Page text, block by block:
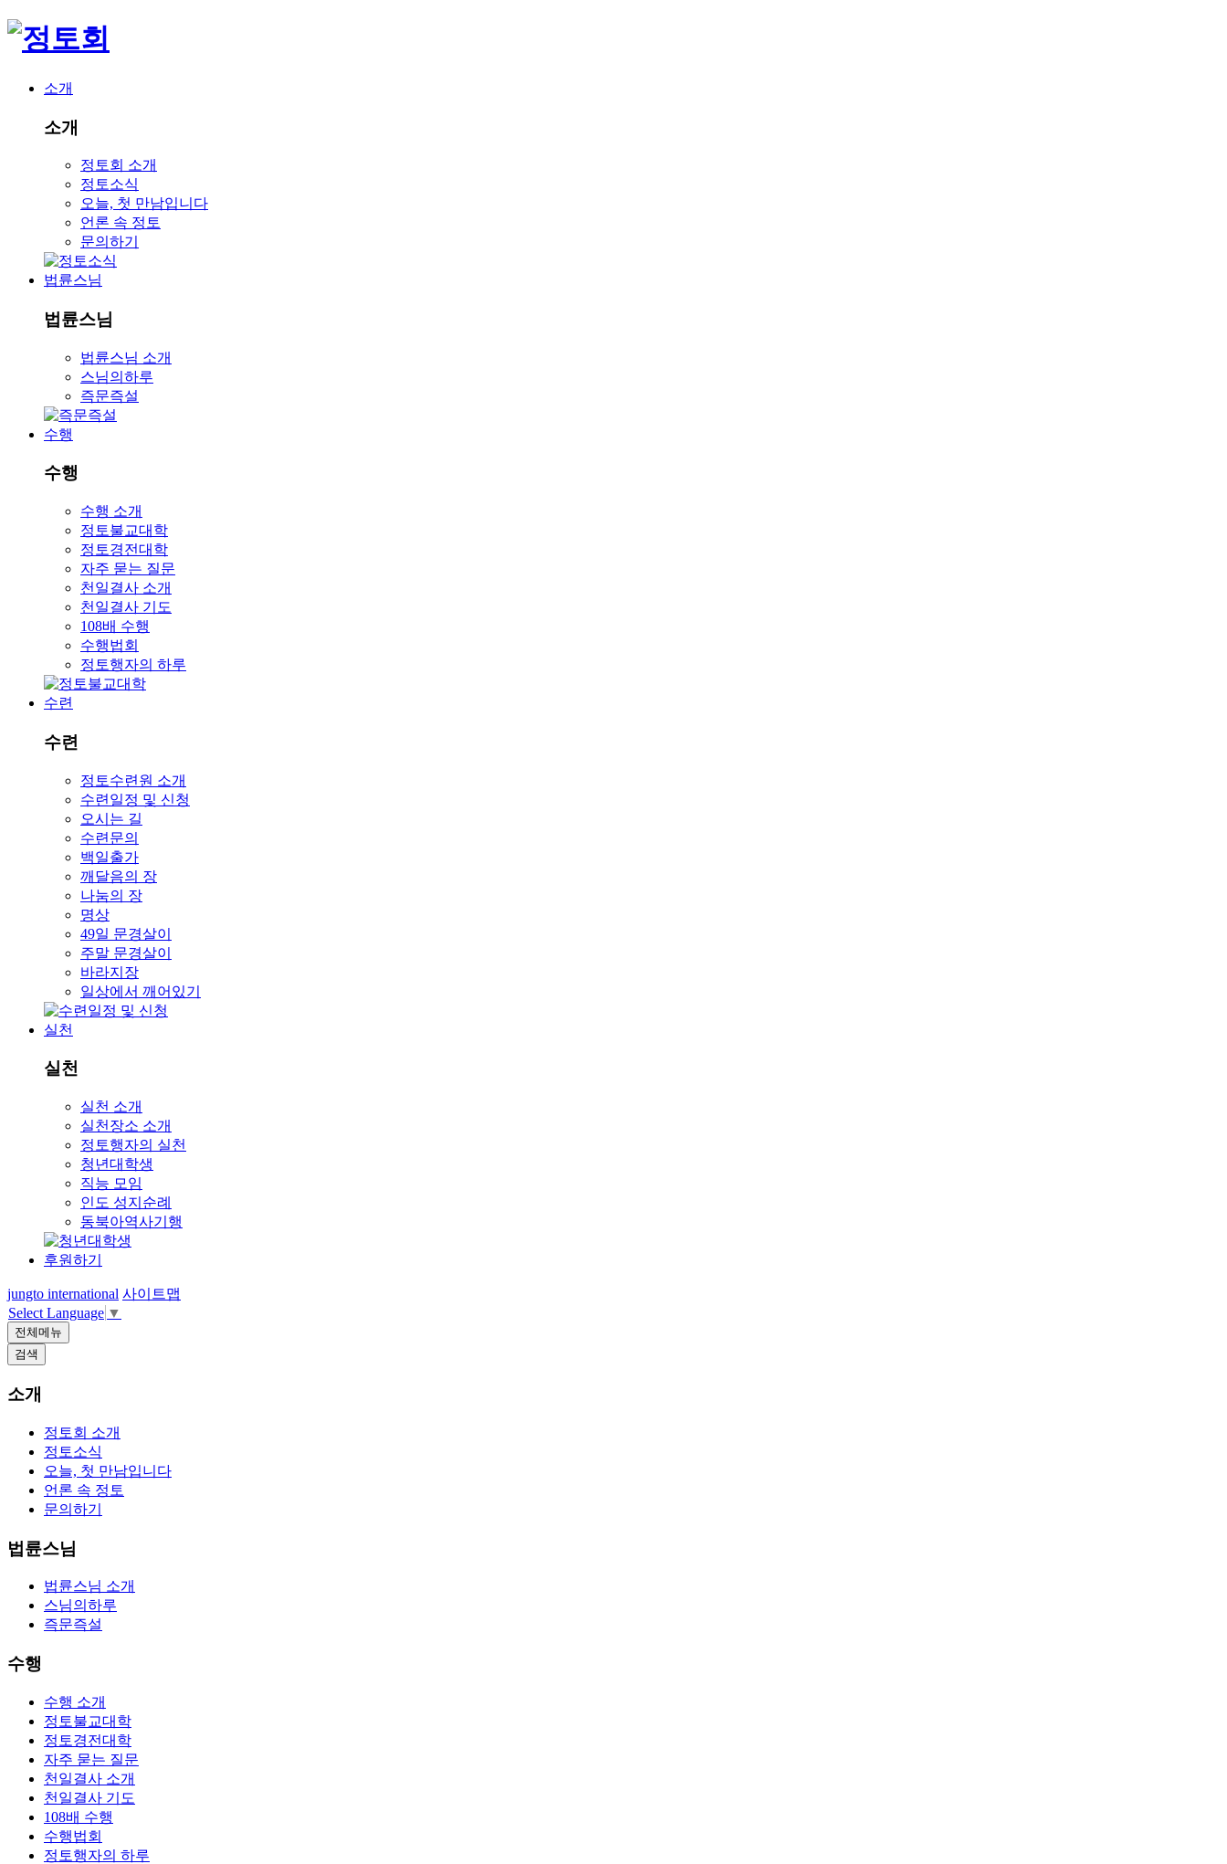
소개
소개
정토회 소개
정토소식
오늘, 첫 만남입니다
언론 속 정토
문의하기
법륜스님
법륜스님
법륜스님 소개
스님의하루
즉문즉설
수행
수행
수행 소개
정토불교대학
정토경전대학
자주 묻는 질문
천일결사 소개
천일결사 기도
108배 수행
수행법회
정토행자의 하루
수련
수련
정토수련원 소개
수련일정 및 신청
오시는 길
수련문의
백일출가
깨달음의 장
나눔의 장
명상
49일 문경살이
주말 문경살이
바라지장
일상에서 깨어있기
실천
실천
실천 소개
실천장소 소개
정토행자의 실천
청년대학생
직능 모임
인도 성지순례
동북아역사기행
후원하기
jungto international 사이트맵
Select Language ▼
전체메뉴
검색
소개
정토회 소개
정토소식
오늘, 첫 만남입니다
언론 속 정토
문의하기
법륜스님
법륜스님 소개
스님의하루
즉문즉설
수행
수행 소개
정토불교대학
정토경전대학
자주 묻는 질문
천일결사 소개
천일결사 기도
108배 수행
수행법회
정토행자의 하루